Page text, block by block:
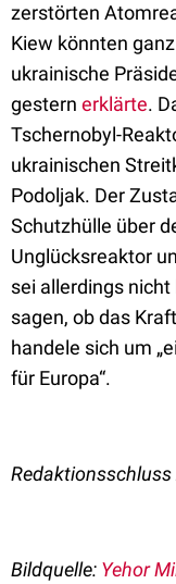
zerstörten
Kiew könnten
ukrainische
gestern erklärte.
Tschernobyl-
ukrainischen
Podoljak. Der
Schutzhülle über
Unglücksreaktor
sei allerdings nicht
sagen, ob das
handele sich um
für Europa“.
Redaktionsschluss
Bildquelle: Yehor